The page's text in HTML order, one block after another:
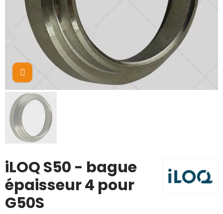
Cliquez pour agrandir
iLOQ S50 - bague
épaisseur 4 pour
G50S